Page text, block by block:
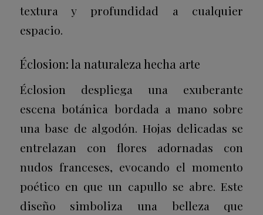
textura y profundidad a cualquier
espacio.
Éclosion: la naturaleza hecha arte
Éclosion despliega una exuberante
escena botánica bordada a mano sobre
una base de algodón. Hojas delicadas se
entrelazan con flores adornadas con
nudos franceses, evocando el momento
poético en que un capullo se abre. Este
diseño simboliza una belleza que